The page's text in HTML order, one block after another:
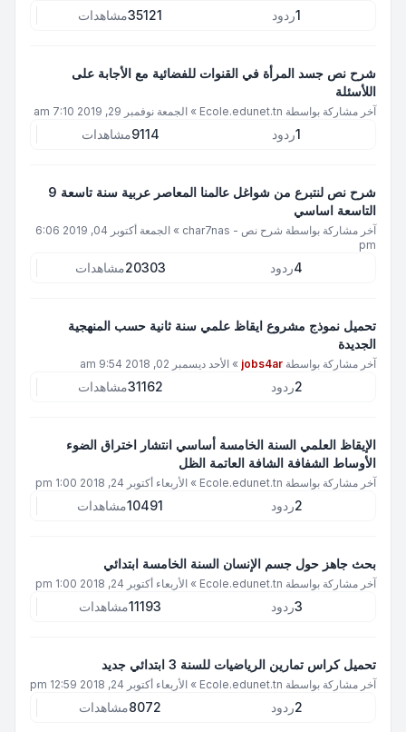
1ردود 35121مشاهدات
شرح نص جسد المرأة في القنوات للفضائية مع الأجابة على
اللأسئلة
آخر مشاركة بواسطة Ecole.edunet.tn
» الجمعة نوفمبر 29, 2019 7:10 am
1ردود 9114مشاهدات
شرح نص لنتبرع من شواغل عالمنا المعاصر عربية سنة تاسعة 9
التاسعة اساسي
آخر مشاركة بواسطة شرح نص - char7nas »
الجمعة أكتوبر 04, 2019 6:06
pm
4ردود 20303مشاهدات
تحميل نموذج مشروع ايقاظ علمي سنة ثانية حسب المنهجية
الجديدة
آخر مشاركة بواسطة jobs4ar
» الأحد ديسمبر 02, 2018 9:54 am
2ردود 31162مشاهدات
الإيقاظ العلمي السنة الخامسة أساسي انتشار اختراق الضوء
الأوساط الشفافة الشافة العاتمة الظل
آخر مشاركة بواسطة Ecole.edunet.tn
» الأربعاء أكتوبر 24, 2018 1:00 pm
2ردود 10491مشاهدات
بحث جاهز حول جسم الإنسان السنة الخامسة ابتدائي
آخر مشاركة بواسطة Ecole.edunet.tn
» الأربعاء أكتوبر 24, 2018 1:00 pm
3ردود 11193مشاهدات
تحميل كراس تمارين الرياضيات للسنة 3 ابتدائي جديد
آخر مشاركة بواسطة Ecole.edunet.tn
» الأربعاء أكتوبر 24, 2018 12:59 pm
2ردود 8072مشاهدات